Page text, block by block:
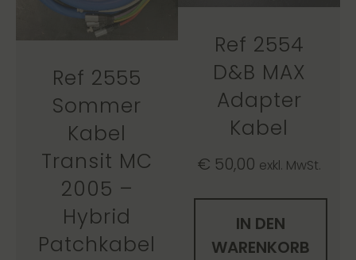
Ref 2555
Sommer
Kabel
Transit MC
2005 –
Hybrid
Patchkabel
Ref 2554
D&B MAX
Adapter
Kabel
€ 50,00 exkl. MwSt.
IN DEN
WARENKORB